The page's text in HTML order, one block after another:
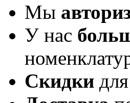
Мы
У нас
Скидки